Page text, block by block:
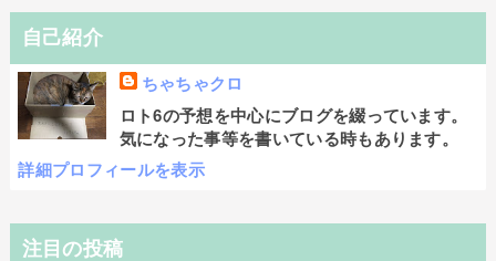
自己紹介
ちゃちゃクロ
ロト6の予想を中心にブログを綴っています。
気になった事等を書いている時もあります。
詳細プロフィールを表示
注目の投稿